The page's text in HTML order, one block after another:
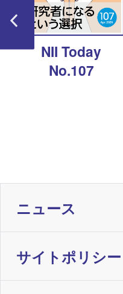
NII Today
No.107
ニュース
サイトポリシー